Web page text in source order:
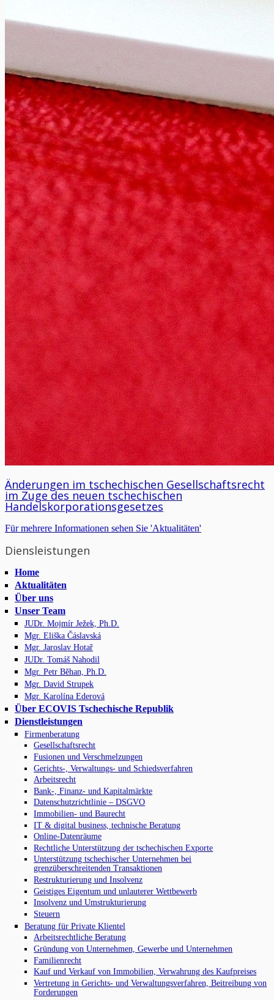
Änderungen im tschechischen Gesellschaftsrecht
im Zuge des neuen tschechischen
Handelskorporationsgesetzes
Für mehrere Informationen sehen Sie 'Aktualitäten'
Diensleistungen
Home
Aktualitäten
Über uns
Unser Team
JUDr. Mojmír Ježek, Ph.D.
Mgr. Eliška Čáslavská
Mgr. Jaroslav Hotař
JUDr. Tomáš Nahodil
Mgr. Petr Běhan, Ph.D.
Mgr. David Strupek
Mgr. Karolína Ederová
Über ECOVIS Tschechische Republik
Dienstleistungen
Firmenberatung
Gesellschaftsrecht
Fusionen und Verschmelzungen
Gerichts-, Verwaltungs- und Schiedsverfahren
Arbeitsrecht
Bank-, Finanz- und Kapitalmärkte
Datenschutzrichtlinie – DSGVO
Immobilien- und Baurecht
IT & digital business, technische Beratung
Online-Datenräume
Rechtliche Unterstützung der tschechischen Exporte
Unterstützung tschechischer Unternehmen bei
grenzüberschreitenden Transaktionen
Restrukturierung und Insolvenz
Geistiges Eigentum und unlauterer Wettbewerb
Insolvenz und Umstrukturierung
Steuern
Beratung für Private Klientel
Arbeitsrechtliche Beratung
Gründung von Unternehmen, Gewerbe und Unternehmen
Familienrecht
Kauf und Verkauf von Immobilien, Verwahrung des Kaufpreises
Vertretung in Gerichts- und Verwaltungsverfahren, Beitreibung von
Forderungen